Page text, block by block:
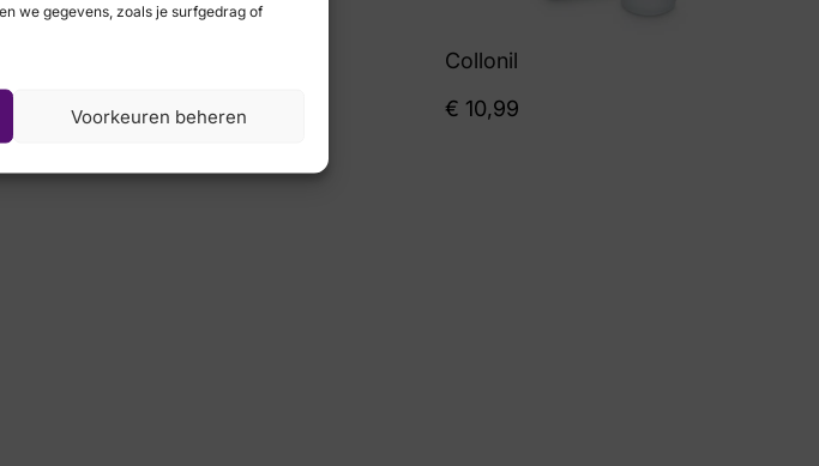
we gegevens, zoals je surfgedrag of
Voorkeuren beheren
Collonil
€ 10,99